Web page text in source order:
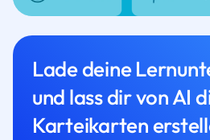
Lade deine
und lass dir von AI
Karteikarten